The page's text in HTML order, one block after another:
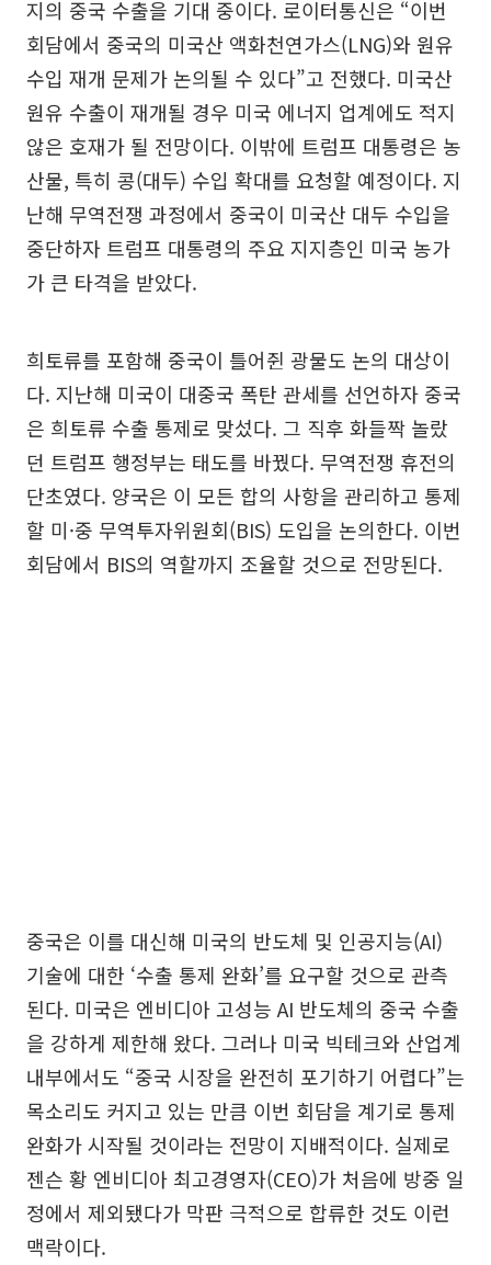
지의 중국 수출을 기대 중이다. 로이터통신은 “이번
회담에서 중국의 미국산 액화천연가스(LNG)와 원유
수입 재개 문제가 논의될 수 있다”고 전했다. 미국산
원유 수출이 재개될 경우 미국 에너지 업계에도 적지
않은 호재가 될 전망이다. 이밖에 트럼프 대통령은 농
산물, 특히 콩(대두) 수입 확대를 요청할 예정이다. 지
난해 무역전쟁 과정에서 중국이 미국산 대두 수입을
중단하자 트럼프 대통령의 주요 지지층인 미국 농가
가 큰 타격을 받았다.
희토류를 포함해 중국이 틀어쥔 광물도 논의 대상이
다. 지난해 미국이 대중국 폭탄 관세를 선언하자 중국
은 희토류 수출 통제로 맞섰다. 그 직후 화들짝 놀랐
던 트럼프 행정부는 태도를 바꿨다. 무역전쟁 휴전의
단초였다. 양국은 이 모든 합의 사항을 관리하고 통제
할 미·중 무역투자위원회(BIS) 도입을 논의한다. 이번
회담에서 BIS의 역할까지 조율할 것으로 전망된다.
중국은 이를 대신해 미국의 반도체 및 인공지능(AI)
기술에 대한 ‘수출 통제 완화’를 요구할 것으로 관측
된다. 미국은 엔비디아 고성능 AI 반도체의 중국 수출
을 강하게 제한해 왔다. 그러나 미국 빅테크와 산업계
내부에서도 “중국 시장을 완전히 포기하기 어렵다”는
목소리도 커지고 있는 만큼 이번 회담을 계기로 통제
완화가 시작될 것이라는 전망이 지배적이다. 실제로
젠슨 황 엔비디아 최고경영자(CEO)가 처음에 방중 일
정에서 제외됐다가 막판 극적으로 합류한 것도 이런
맥락이다.